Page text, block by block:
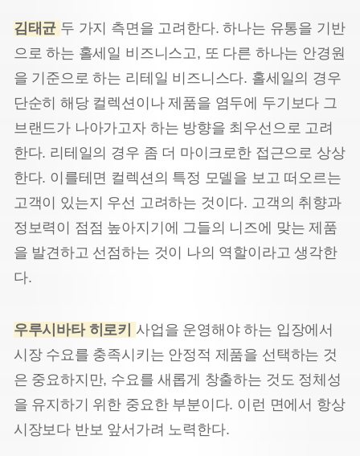
김태균 두 가지 측면을 고려한다. 하나는 유통을 기반
으로 하는 홀세일 비즈니스고, 또 다른 하나는 안경원
을 기준으로 하는 리테일 비즈니스다. 홀세일의 경우
단순히 해당 컬렉션이나 제품을 염두에 두기보다 그
브랜드가 나아가고자 하는 방향을 최우선으로 고려
한다. 리테일의 경우 좀 더 마이크로한 접근으로 상상
한다. 이를테면 컬렉션의 특정 모델을 보고 떠오르는
고객이 있는지 우선 고려하는 것이다. 고객의 취향과
정보력이 점점 높아지기에 그들의 니즈에 맞는 제품
을 발견하고 선점하는 것이 나의 역할이라고 생각한
다.
우루시바타 히로키 사업을 운영해야 하는 입장에서
시장 수요를 충족시키는 안정적 제품을 선택하는 것
은 중요하지만, 수요를 새롭게 창출하는 것도 정체성
을 유지하기 위한 중요한 부분이다. 이런 면에서 항상
시장보다 반보 앞서가려 노력한다.